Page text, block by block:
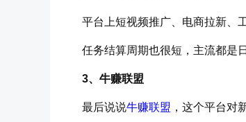
平台上短视频推广、电商拉新、
任务结算周期也很短，主流都是
3、牛赚联盟
最后说说牛赚联盟 ，这个平台对